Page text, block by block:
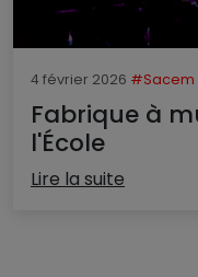
4 février 2026 #Sacem
Fabrique à
l'École
Lire la suite